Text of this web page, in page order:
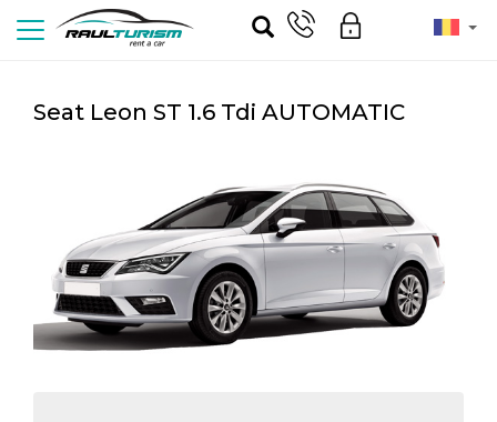
Seat Leon ST 1.6 Tdi AUTOMATIC